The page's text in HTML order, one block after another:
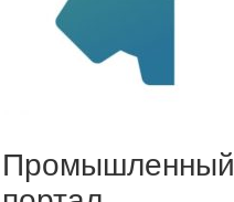
Промышленный